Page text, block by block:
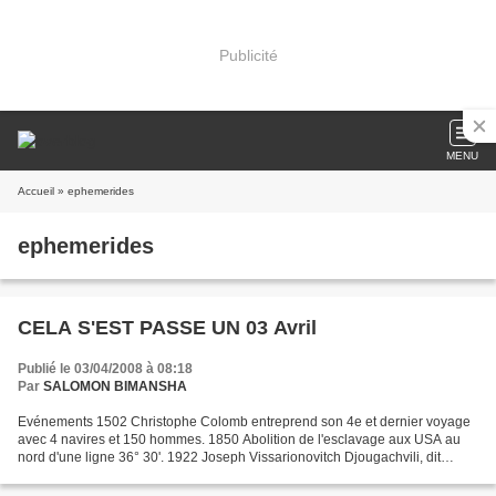
Publicité
MENU
Accueil » ephemerides
ephemerides
CELA S'EST PASSE UN 03 Avril
Publié le 03/04/2008 à 08:18
Par SALOMON BIMANSHA
Evénements 1502 Christophe Colomb entreprend son 4e et dernier voyage
avec 4 navires et 150 hommes. 1850 Abolition de l'esclavage aux USA au
nord d'une ligne 36° 30'. 1922 Joseph Vissarionovitch Djougachvili, dit